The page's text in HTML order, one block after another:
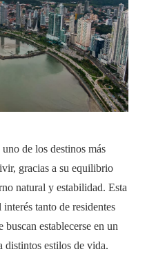
de los destinos más
gracias a su equilibrio
natural y estabilidad. Esta
tanto de residentes
buscan establecerse en un
distintos estilos de vida.